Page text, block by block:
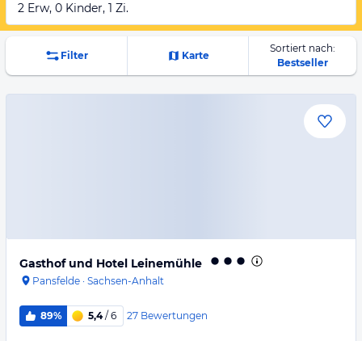
2 Erw, 0 Kinder, 1 Zi.
Filter Karte
Sortiert nach:
Bestseller
Gasthof und Hotel Leinemühle
Pansfelde · Sachsen-Anhalt
89% 5,4/ 6 27 Bewertungen